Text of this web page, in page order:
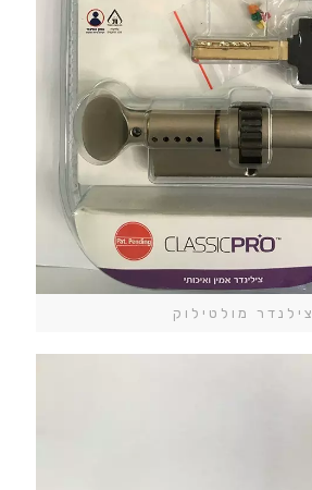
צילנדר מולטילוק